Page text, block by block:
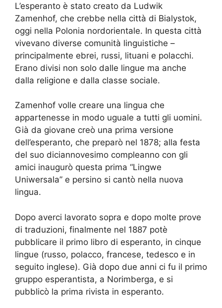
L’esperanto è stato creato da Ludwik
Zamenhof, che crebbe nella città di Bialystok,
oggi nella Polonia nordorientale. In questa città
vivevano diverse comunità linguistiche –
principalmente ebrei, russi, lituani e polacchi.
Erano divisi non solo dalle lingue ma anche
dalla religione e dalla classe sociale.
Zamenhof volle creare una lingua che
appartenesse in modo uguale a tutti gli uomini.
Già da giovane creò una prima versione
dell’esperanto, che preparò nel 1878; alla festa
del suo diciannovesimo compleanno con gli
amici inaugurò questa prima “Lingwe
Uniwersala” e persino si cantò nella nuova
lingua.
Dopo averci lavorato sopra e dopo molte prove
di traduzioni, finalmente nel 1887 potè
pubblicare il primo libro di esperanto, in cinque
lingue (russo, polacco, francese, tedesco e in
seguito inglese). Già dopo due anni ci fu il primo
gruppo esperantista, a Norimberga, e si
pubblicò la prima rivista in esperanto.